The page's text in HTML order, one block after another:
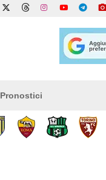
Pronostici